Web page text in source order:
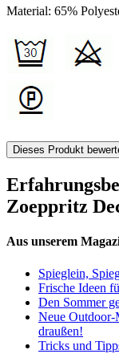
Material: 65%
Dieses Produkt
Zoeppritz
Aus unserem
Spieglein,
Frische Ideen
Den Sommer
Neue Outdoor-
draußen!
Tricks und